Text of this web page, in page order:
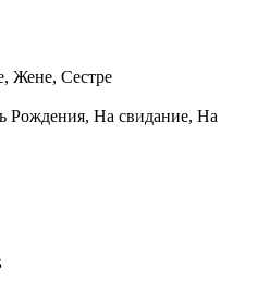
Жене, Сестре
Рождения, На свидание, На